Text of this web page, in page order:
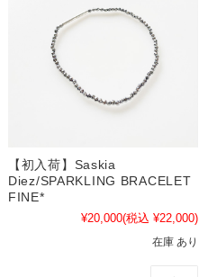
【初入荷】Saskia
Diez/SPARKLING BRACELET
FINE*
¥20,000(税込 ¥22,000)
在庫 あり